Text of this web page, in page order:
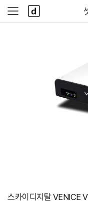
사
이
다
나
와
스카이디지탈 VENICE